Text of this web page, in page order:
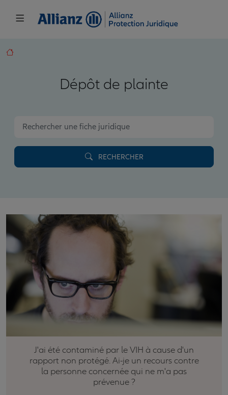
Dépôt de plainte
RECHERCHER
J'ai été contaminé par le VIH à cause d'un
rapport non protégé. Ai-je un recours contre
la personne concernée qui ne m'a pas
prévenue ?